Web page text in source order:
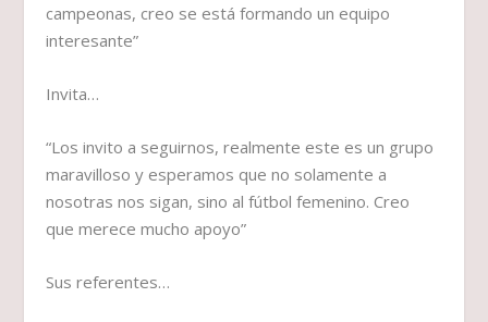
campeonas, creo se está formando un equipo
interesante”
Invita…
“Los invito a seguirnos, realmente este es un grupo
maravilloso y esperamos que no solamente a
nosotras nos sigan, sino al fútbol femenino. Creo
que merece mucho apoyo”
Sus referentes…